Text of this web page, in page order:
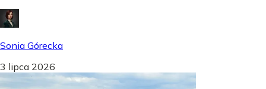
Sonia Górecka
3 lipca 2026